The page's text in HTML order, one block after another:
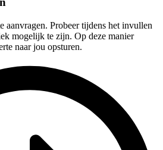
aanvragen. Probeer tijdens het invullen
mogelijk te zijn. Op deze manier
naar jou opsturen.